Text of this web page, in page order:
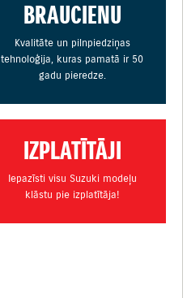
BRAUCIENU
Kvalitāte un pilnpiedziņas
tehnoloģija, kuras pamatā ir 50
gadu pieredze.
IZPLATĪTĀJI
Iepazīsti visu Suzuki modeļu
klāstu pie izplatītāja!